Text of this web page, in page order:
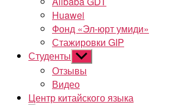
Huawei
Фонд «Эл-юрт умиди»
Стажировки GIP
Студенты Показывать
подменю
Отзывы
Видео
Центр китайского языка